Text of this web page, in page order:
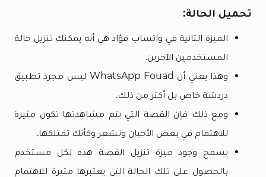
تحميل الحالة:
الميزة الثانية في واتساب فؤاد هي أنه يمكنك تنزيل حالة
المستخدمين الآخرين.
وهذا يعني أن WhatsApp Fouad ليس مجرد تطبيق
دردشة خاص بل أكثر من ذلك.
ومع ذلك فإن القصة التي يتم مشاهدتها تكون مثيرة
للاهتمام في بعض الأحيان وتشعر وكأنك تمتلكها.
يسمح وجود ميزة تنزيل القصة هذه لكل مستخدم
بالحصول على تلك الحالة التي يعتبرها مثيرة للاهتمام